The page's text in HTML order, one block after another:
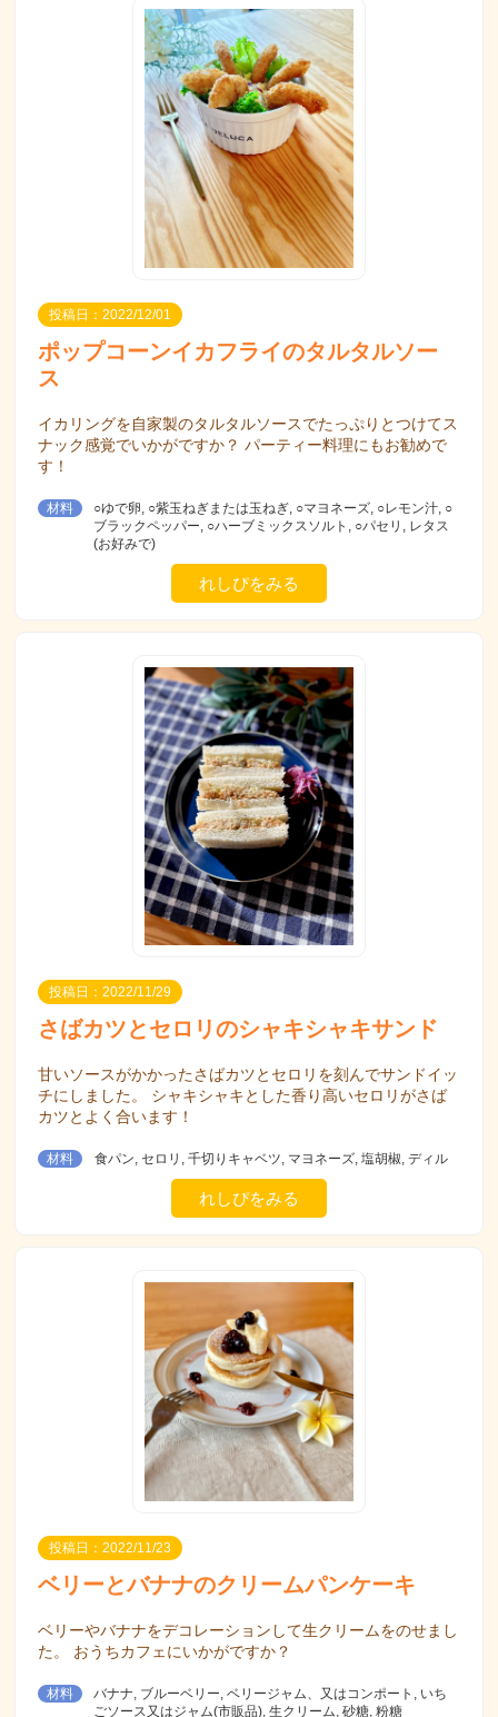
投稿日：2022/12/01
ポップコーンイカフライのタルタルソー
ス
イカリングを自家製のタルタルソースでたっぷりとつけてス
ナック感覚でいかがですか？ パーティー料理にもお勧めで
す！
材料
○ゆで卵, ○紫玉ねぎまたは玉ねぎ, ○マヨネーズ, ○レモン汁, ○
ブラックペッパー, ○ハーブミックスソルト, ○パセリ, レタス
(お好みで)
れしぴをみる
投稿日：2022/11/29
さばカツとセロリのシャキシャキサンド
甘いソースがかかったさばカツとセロリを刻んでサンドイッ
チにしました。 シャキシャキとした香り高いセロリがさば
カツとよく合います！
材料 食パン, セロリ, 千切りキャベツ, マヨネーズ, 塩胡椒, ディル
れしぴをみる
投稿日：2022/11/23
ベリーとバナナのクリームパンケーキ
ベリーやバナナをデコレーションして生クリームをのせまし
た。 おうちカフェにいかがですか？
材料
バナナ, ブルーベリー, ベリージャム、又はコンポート, いち
ごソース又はジャム(市販品), 生クリーム, 砂糖, 粉糖